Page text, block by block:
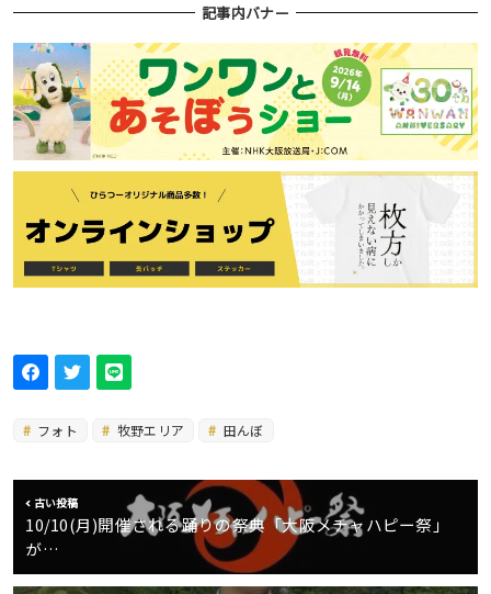
記事内バナー
フォト 牧野エリア 田んぼ
古い投稿
10/10(月)開催される踊りの祭典「大阪メチャハピー祭」
が…